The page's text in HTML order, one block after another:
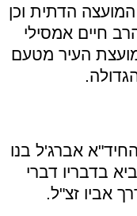
הדתית וכן
חיים אמסילי
מועצת העיר מטעם
אברג'ל בנו
בדבריו דברי
אביו זצ"ל.